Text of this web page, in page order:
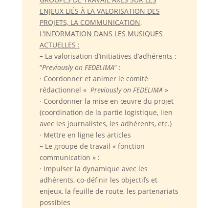
ENJEUX LIÉS À LA VALORISATION DES
PROJETS, LA COMMUNICATION,
L’INFORMATION DANS LES MUSIQUES
ACTUELLES :
–La valorisation d’initiatives d’adhérents :
“Previously on FEDELIMA” :
· Coordonner et animer le comité
rédactionnel « Previously on FEDELIMA »
· Coordonner la mise en œuvre du projet
(coordination de la partie logistique, lien
avec les journalistes, les adhérents, etc.)
· Mettre en ligne les articles
–Le groupe de travail « fonction
communication » :
· Impulser la dynamique avec les
adhérents, co-définir les objectifs et
enjeux, la feuille de route, les partenariats
possibles